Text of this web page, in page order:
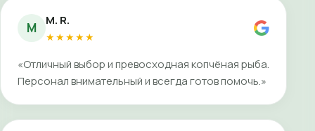
M M. R.
★★★★★
«Отличный выбор и превосходная копчёная рыба.
Персонал внимательный и всегда готов помочь.»